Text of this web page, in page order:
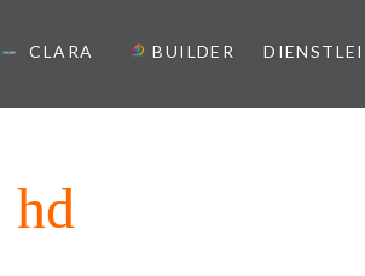
CLARA BUILDER
hd